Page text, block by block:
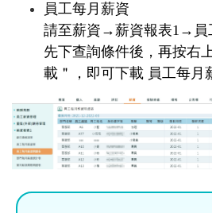
員工每月薪資
請至薪資→薪資報表1→員
先下查詢條件後，再按右
載＂
，即可下載 員工每月